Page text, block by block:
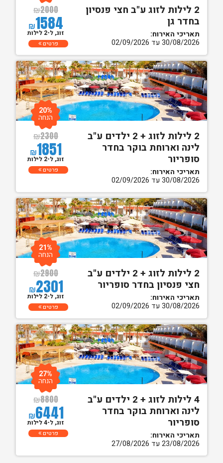
2 לילות לזוג ע"ב חצי פנסיון
בחדר גן
תאריכי האירוח:
30/08/2026 עד 02/09/2026
₪2000
₪1584
זוג, ל-2 לילות
פרטים
2 לילות לזוג + 2 ילדים ע"ב
לינה וארוחת בוקר בחדר
סופריור
תאריכי האירוח:
30/08/2026 עד 02/09/2026
₪2300
₪1851
20%
הנחה
זוג, ל-2 לילות
פרטים
2 לילות לזוג + 2 ילדים ע"ב
חצי פנסיון בחדר סופריור
תאריכי האירוח:
30/08/2026 עד 02/09/2026
₪2900
₪2301
21%
הנחה
זוג, ל-2 לילות
פרטים
4 לילות לזוג + 2 ילדים ע"ב
לינה וארוחת בוקר בחדר
סופריור
תאריכי האירוח:
23/08/2026 עד 27/08/2026
₪8800
₪6441
27%
הנחה
זוג, ל-4 לילות
פרטים